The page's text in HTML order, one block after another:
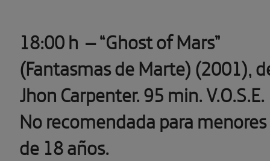
18:00 h – “Ghost of Mars”
(Fantasmas de Marte) (2001),
Jhon Carpenter.95 min. V.O.S.E.
No recomendada para menores
de 18 años.